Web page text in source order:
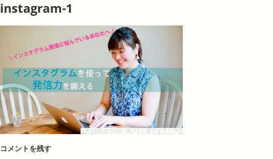
instagram-1
コメントを残す